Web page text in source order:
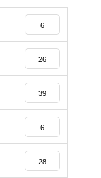
6
26
39
6
28